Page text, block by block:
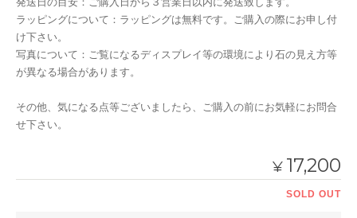
ラッピングについて：ラッピングは無料です。ご購入の際にお申し付
け下さい。
写真について：ご覧になるディスプレイ等の環境により石の見え方等
が異なる場合があります。
その他、気になる点等ございましたら、ご購入の前にお気軽にお問合
せ下さい。
¥ 17,200
SOLD OUT